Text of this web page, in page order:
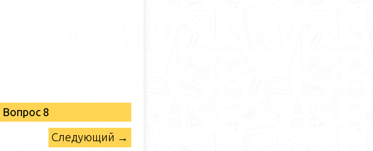
Вопрос 8
Следующий →